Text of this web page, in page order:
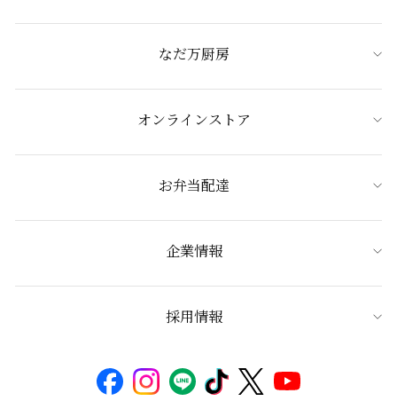
なだ万厨房
オンラインストア
お弁当配達
企業情報
採用情報